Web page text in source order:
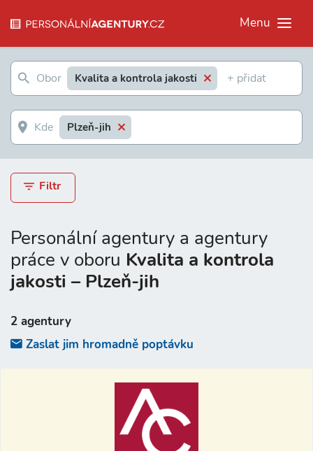
Menu
Kvalita a kontrola jakosti
Plzeň-jih
Filtr
Personální agentury a agentury
práce v oboru Kvalita a kontrola
jakosti – Plzeň-jih
2 agentury
Zaslat jim hromadně poptávku